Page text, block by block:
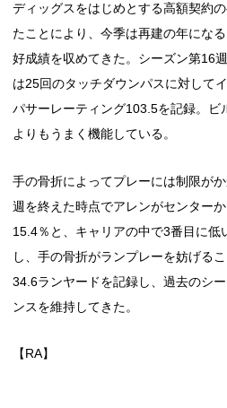
ディッグスをはじめとする高額契約
たことにより、今季は再建の年にな
好成績を収めてきた。シーズン第16
は25回のタッチダウンパスに対して
パサーレーティング103.5を記録。ビ
よりもうまく機能している。
手の骨折によってプレーには制限が
週を終えた時点でアレンがセンター
15.4％と、キャリアの中で3番目に低
し、手の骨折がランプレーを妨げる
34.6ランヤードを記録し、過去のシ
ンスを維持してきた。
【RA】